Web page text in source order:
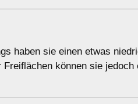
haben sie einen etwas
können sie jedoch